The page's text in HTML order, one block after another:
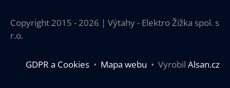
Copyright 2015 - 2026 | Výtahy - Elektro Žižka spol. s
r.o.
GDPR a Cookies • Mapa webu • Vyrobil Alsan.cz